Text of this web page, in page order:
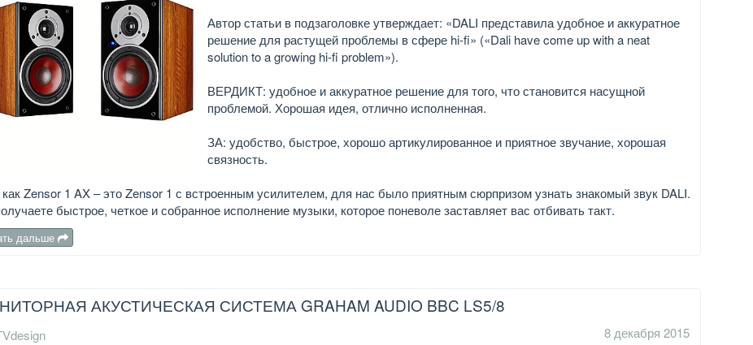
Автор статьи в подзаголовке утверждает: «DALI представила удобное и аккуратное
решение для растущей проблемы в сфере hi-fi» («Dali have come up with a neat
solution to a growing hi-fi problem»).
ВЕРДИКТ: удобное и аккуратное решение для того, что становится насущной
проблемой. Хорошая идея, отлично исполненная.
ЗА: удобство, быстрое, хорошо артикулированное и приятное звучание, хорошая
связность.
как Zensor 1 AX – это Zensor 1 с встроенным усилителем, для нас было приятным сюрпризом узнать знакомый звук DALI.
быстрое, четкое и собранное исполнение музыки, которое поневоле заставляет вас отбивать такт.
дальше
АКУСТИЧЕСКАЯ СИСТЕМА GRAHAM AUDIO BBC LS5/8
8 декабря 2015